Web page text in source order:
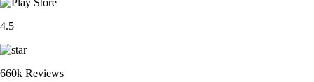
4.5
660k Reviews